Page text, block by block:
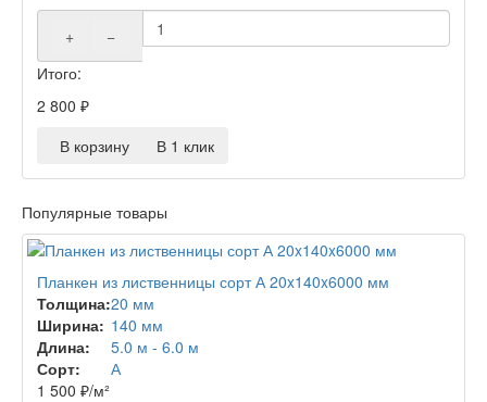
+
−
Итого:
2 800 ₽
В корзину
В 1 клик
Популярные товары
Планкен из лиственницы сорт А 20x140x6000 мм
Толщина:20 мм
Ширина: 140 мм
Длина:
5.0 м - 6.0 м
Сорт:
А
1 500 ₽/м²